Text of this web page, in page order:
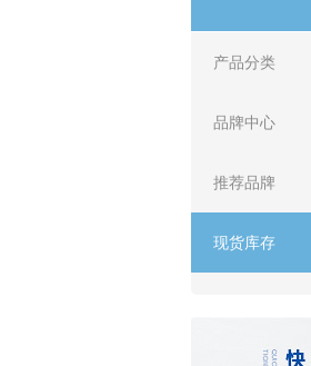
产品分类
品牌中心
推荐品牌
现货库存